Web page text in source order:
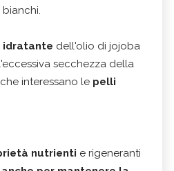
idratante dell'olio di jojoba
secchezza della
interessano le pelli
nutrienti e rigeneranti